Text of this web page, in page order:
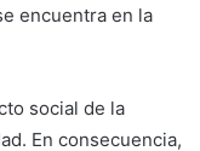
encuentra en la
social de la
En consecuencia,